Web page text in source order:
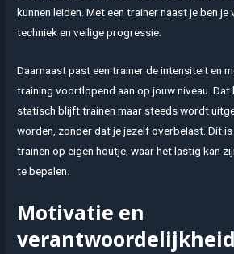
kunnen leiden. Met een trainer naast je ben
techniek en veilige progressie.
Daarnaast past een trainer de intensiteit en
training voortlopend aan op jouw niveau.
statisch blijft trainen maar steeds wordt
worden, zonder dat je jezelf overbelast. Dit
trainen op eigen houtje, waar het lastig kan
te bepalen.
Motivatie en
verantwoordelijkheid